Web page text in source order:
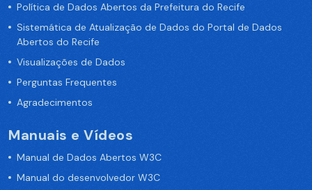
Política de Dados Abertos da Prefeitura do Recife
Sistemática de Atualização de Dados do Portal de Dados
Abertos do Recife
Visualizações de Dados
Perguntas Frequentes
Agradecimentos
Manuais e Vídeos
Manual de Dados Abertos W3C
Manual do desenvolvedor W3C